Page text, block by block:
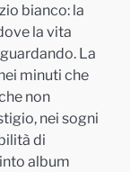
bianco: la
la vita
La
minuti che
non
nei sogni
di
album